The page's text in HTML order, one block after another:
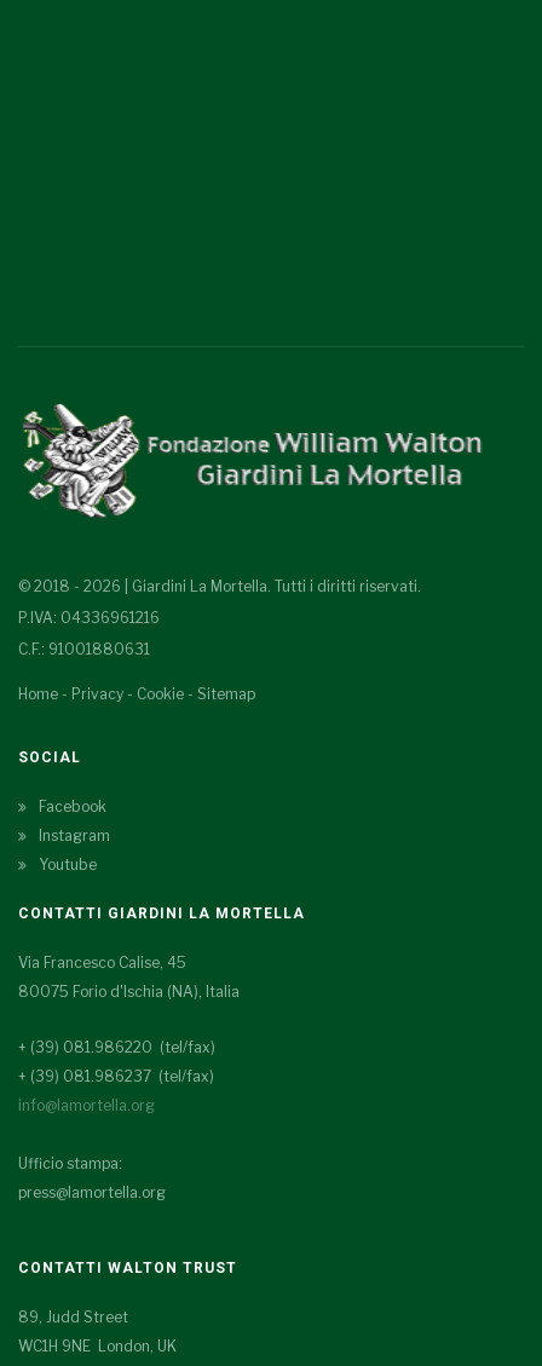
© 2018 - 2026 | Giardini La Mortella. Tutti i diritti riservati.
P.IVA: 04336961216
C.F.: 91001880631
Home - Privacy - Cookie - Sitemap
SOCIAL
Facebook
Instagram
Youtube
CONTATTI GIARDINI LA MORTELLA
Via Francesco Calise, 45
80075 Forio d'Ischia (NA), Italia
+ (39) 081.986220 (tel/fax)
+ (39) 081.986237 (tel/fax)
info@lamortella.org
Ufficio stampa:
press@lamortella.org
CONTATTI WALTON TRUST
89, Judd Street
WC1H 9NE London, UK